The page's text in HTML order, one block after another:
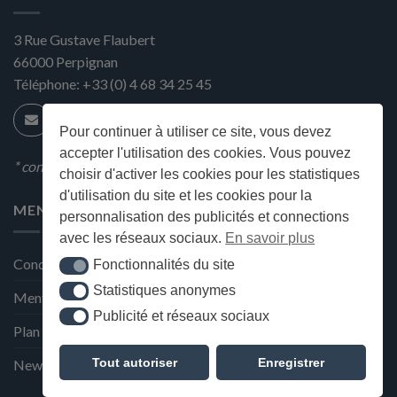
Pour continuer à utiliser ce site, vous devez
accepter l'utilisation des cookies. Vous pouvez
choisir d'activer les cookies pour les statistiques
d'utilisation du site et les cookies pour la
personnalisation des publicités et connections
avec les réseaux sociaux. En savoir plus
Fonctionnalités du site
Fonctionnalités du site
Statistiques anonymes
Statistiques anonymes
Publicité et réseaux sociaux
Publicité et réseaux sociaux
Tout autoriser Enregistrer
3 Rue Gustave Flaubert
66000 Perpignan
Téléphone: +33 (0) 4 68 34 25 45
* condition en magasin
MENU
Conditions générales de ventes
Mentions Légales et Politique de confidentialité
Plan du site
Newsletter de la Maison Deffès